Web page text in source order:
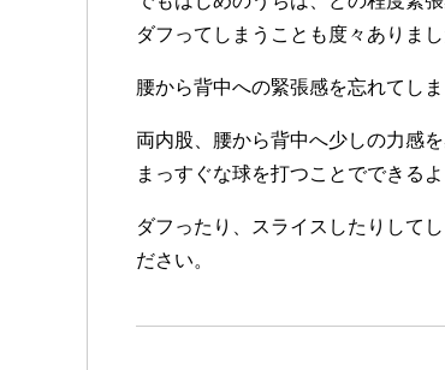
ダフってしまうことも度々ありまし
腰から背中への緊張感を忘れてしま
両内股、腰から背中へ少しの力感
まっすぐな球を打つことでできるよ
ダフったり、スライスしたりして
ださい。